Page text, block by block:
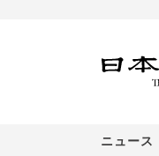
ニュース